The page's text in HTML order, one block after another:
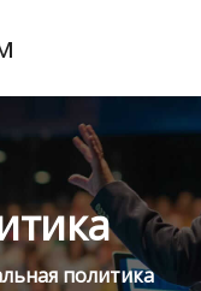
политика